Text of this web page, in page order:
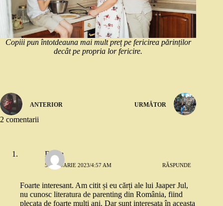
Copiii pun întotdeauna mai mult preț pe fericirea părinților
decât pe propria lor fericire.
ANTERIOR URMĂTOR
2 comentarii
Diana
5 IANUARIE 2023/4:57 AM RĂSPUNDE
Foarte interesant. Am citit și eu cărți ale lui Jaaper Jul,
nu cunosc literatura de parenting din România, fiind
plecata de foarte mulți ani. Dar sunt interesata în aceasta